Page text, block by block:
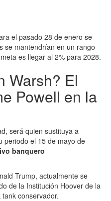
el pasado 28 de enero se
se mantendrían en un rango
es llegar al 2% para 2028.
Warsh? El
Powell en la
será quien sustituya a
periodo el 15 de mayo de
banquero
Trump, actualmente se
de la Institución Hoover de la
conservador.